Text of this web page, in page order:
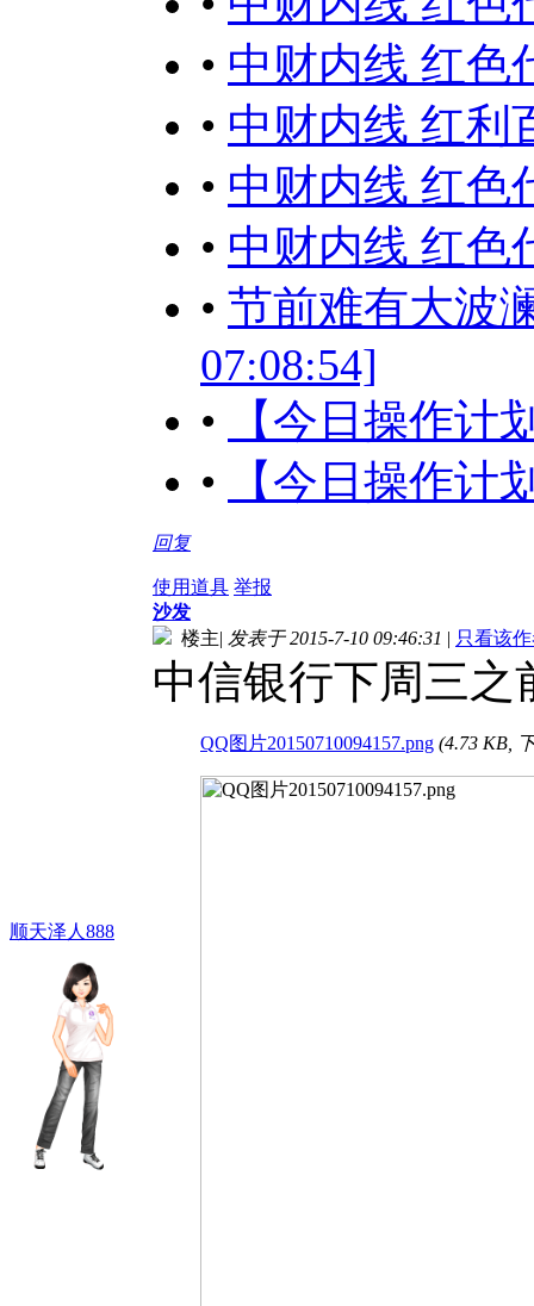
• 中财内线 红色
• 中财内线 红利
• 中财内线 红色
• 中财内线 红色
• 节前难有大波
07:08:54]
•
【今日操作计
•
【今日操作计
回复
使用道具 举报
顺天泽人888
沙发
楼主| 发表于 2015-7-10 09:46:31 | 只看该
中信银行下周三之
QQ图片20150710094157.png (4.73 KB,